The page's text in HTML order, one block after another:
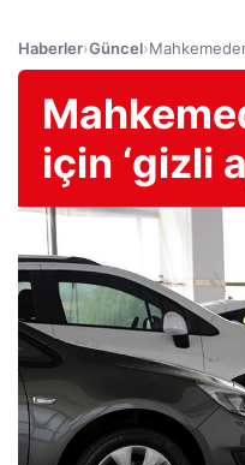
Haberler›Güncel›
için ‘gizli